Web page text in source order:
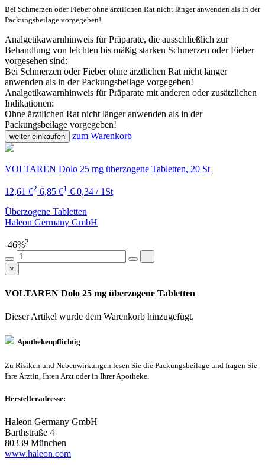
Bei Schmerzen oder Fieber ohne ärztlichen Rat nicht länger anwenden als in der
Packungsbeilage vorgegeben!
Analgetikawarnhinweis für Präparate, die ausschließlich zur
Behandlung von leichten bis mäßig starken Schmerzen oder Fieber
vorgesehen sind:
Bei Schmerzen oder Fieber ohne ärztlichen Rat nicht länger
anwenden als in der Packungsbeilage vorgegeben!
Analgetikawarnhinweis für Präparate mit anderen oder zusätzlichen
Indikationen:
Ohne ärztlichen Rat nicht länger anwenden als in der
Packungsbeilage vorgegeben!
weiter einkaufen zum Warenkorb
VOLTAREN Dolo 25 mg überzogene Tabletten, 20 St
12,61 €2 6,85 €1 € 0,34 / 1St
Überzogene Tabletten
Haleon Germany GmbH
-46%2
×
VOLTAREN Dolo 25 mg überzogene Tabletten
Dieser Artikel wurde dem Warenkorb hinzugefügt.
Apothekenpflichtig
Zu Risiken und Nebenwirkungen lesen Sie die Packungsbeilage und fragen Sie
Ihre Ärztin, Ihren Arzt oder in Ihrer Apotheke.
Herstelleradresse:
Haleon Germany GmbH
Barthstraße 4
80339 München
www.haleon.com